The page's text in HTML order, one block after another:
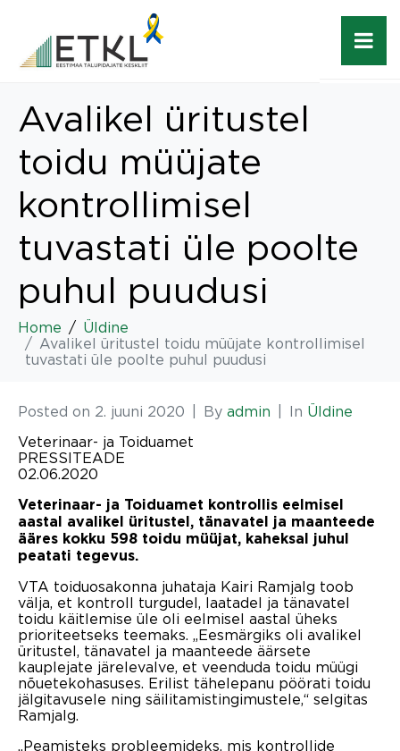
Avalikel üritustel
toidu müüjate
kontrollimisel
tuvastati üle poolte
puhul puudusi
Home
Üldine
Avalikel üritustel toidu müüjate kontrollimisel
tuvastati üle poolte puhul puudusi
Posted on 2. juuni 2020 By admin In Üldine
Veterinaar- ja Toiduamet
PRESSITEADE
02.06.2020
Veterinaar- ja Toiduamet kontrollis eelmisel
aastal avalikel üritustel, tänavatel ja maanteede
ääres kokku 598 toidu müüjat, kaheksal juhul
peatati tegevus.
VTA toiduosakonna juhataja Kairi Ramjalg toob
välja, et kontroll turgudel, laatadel ja tänavatel
toidu käitlemise üle oli eelmisel aastal üheks
prioriteetseks teemaks. „Eesmärgiks oli avalikel
üritustel, tänavatel ja maanteede äärsete
kauplejate järelevalve, et veenduda toidu müügi
nõuetekohasuses. Erilist tähelepanu pöörati toidu
jälgitavusele ning säilitamistingimustele,“ selgitas
Ramjalg.
„Peamisteks probleemideks, mis kontrollide